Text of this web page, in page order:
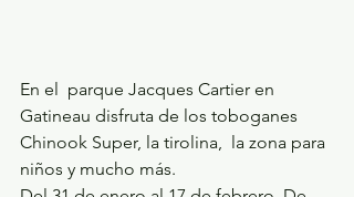
En el  parque Jacques Cartier en
Gatineau disfruta de los toboganes
Chinook Super, la tirolina,  la zona para
niños y mucho más.